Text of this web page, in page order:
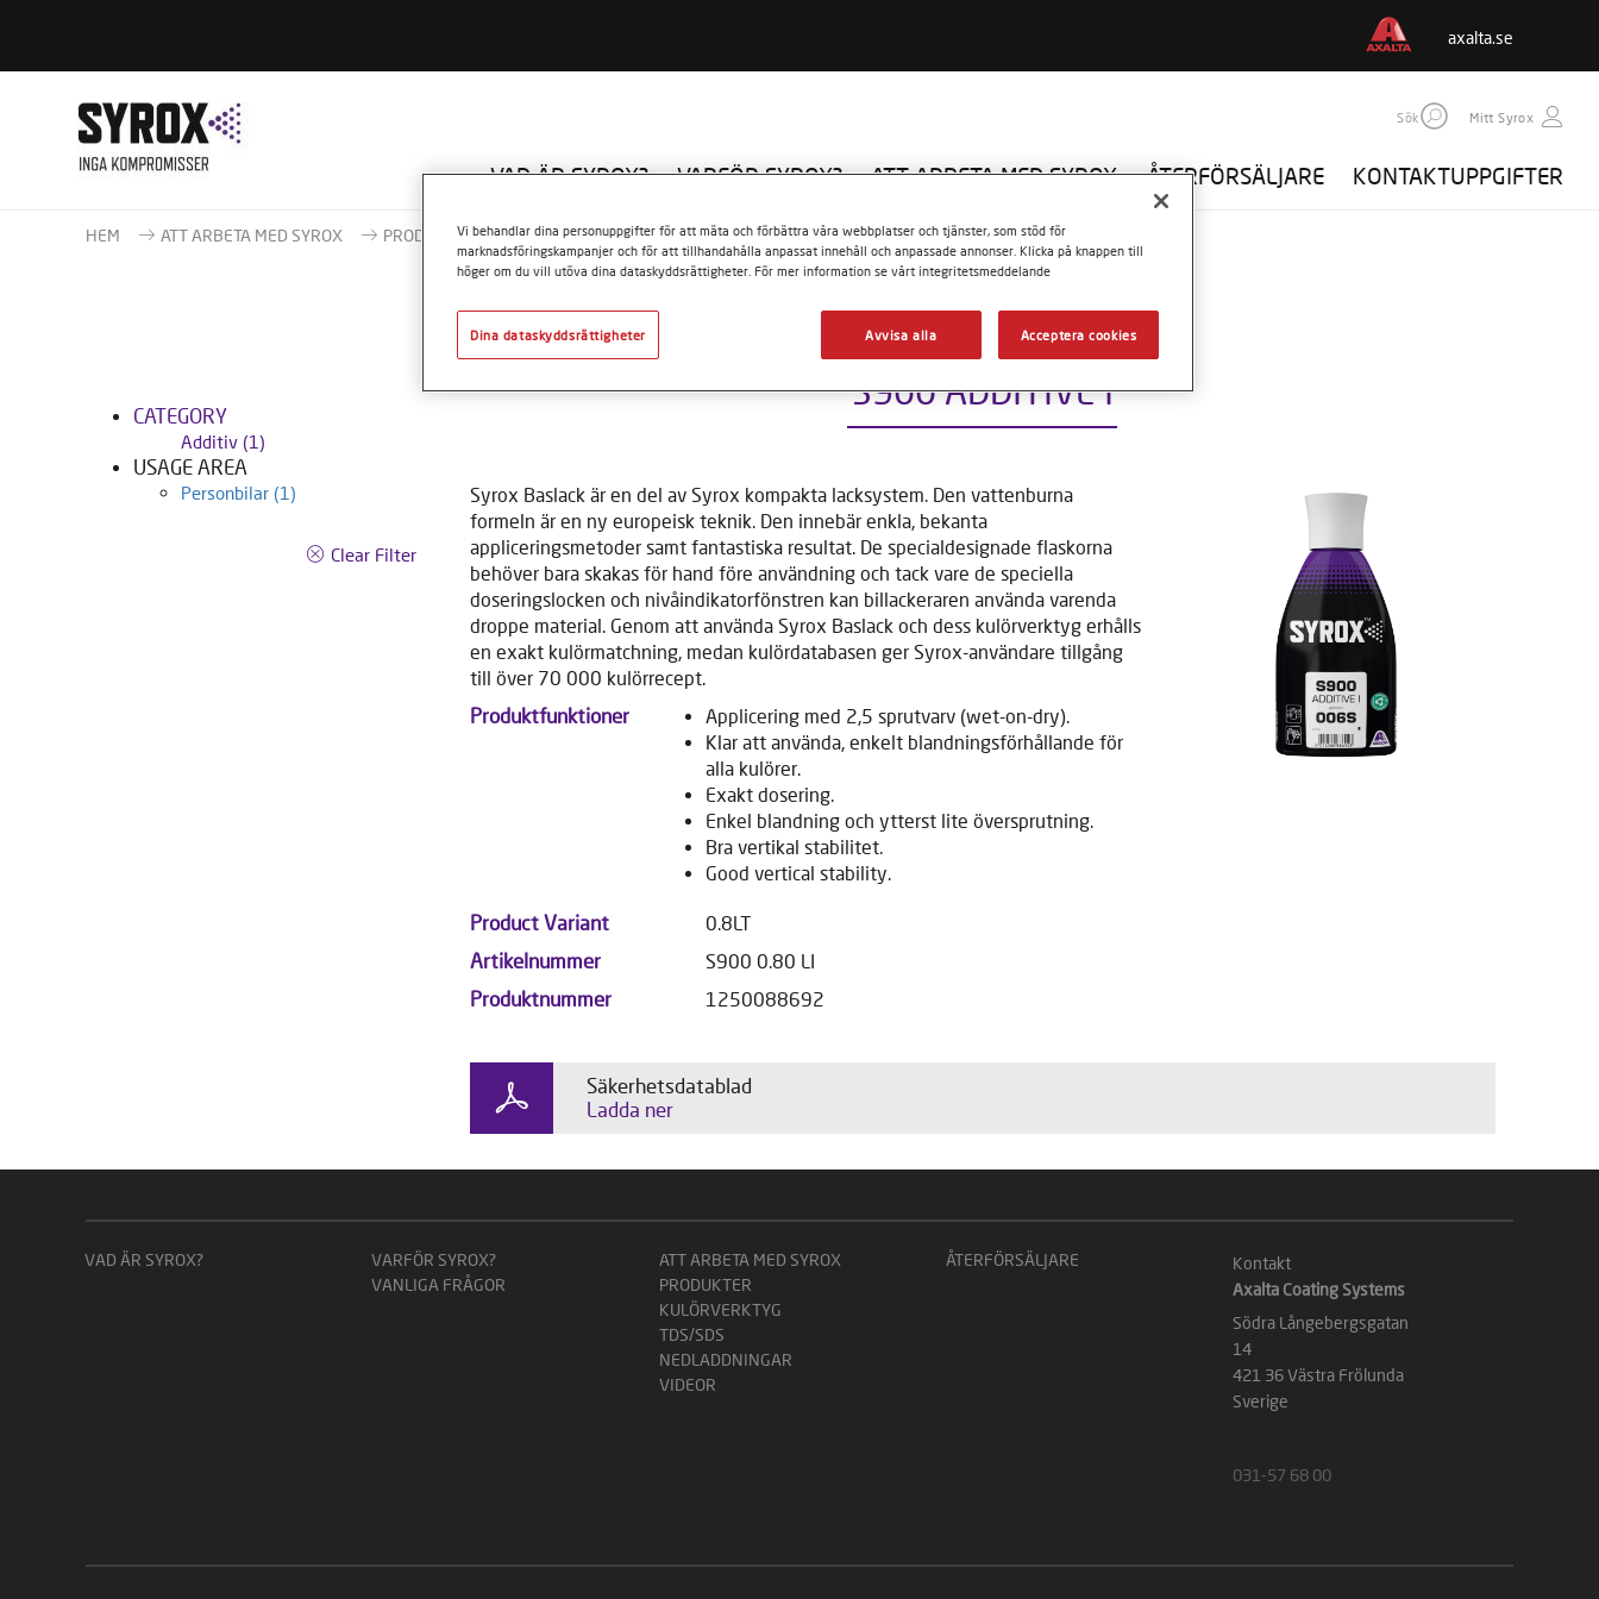
axalta.se
Sök Mitt Syrox
VAD ÄR SYROX? VARFÖR SYROX? ATT ARBETA MED SYROX ÅTERFÖRSÄLJARE KONTAKTUPPGIFTER
HEM ATT ARBETA MED SYROX PRODUKTER Additiv S900 ADDITIVE I
CATEGORY
Additiv (1)
USAGE AREA
Personbilar (1)
Clear Filter
S900 ADDITIVE I
Syrox Baslack är en del av Syrox kompakta lacksystem. Den vattenburna
formeln är en ny europeisk teknik. Den innebär enkla, bekanta
appliceringsmetoder samt fantastiska resultat. De specialdesignade flaskorna
behöver bara skakas för hand före användning och tack vare de speciella
doseringslocken och nivåindikatorfönstren kan billackeraren använda varenda
droppe material. Genom att använda Syrox Baslack och dess kulörverktyg erhålls
en exakt kulörmatchning, medan kulördatabasen ger Syrox-användare tillgång
till över 70 000 kulörrecept.
Produktfunktioner
Applicering med 2,5 sprutvarv (wet-on-dry).
Klar att använda, enkelt blandningsförhållande för
alla kulörer.
Exakt dosering.
Enkel blandning och ytterst lite översprutning.
Bra vertikal stabilitet.
Good vertical stability.
Product Variant 0.8LT
Artikelnummer S900 0.80 LI
Produktnummer 1250088692
Säkerhetsdatablad
Ladda ner
VAD ÄR SYROX?
VARFÖR SYROX?
VANLIGA FRÅGOR
ATT ARBETA MED SYROX
PRODUKTER
KULÖRVERKTYG
TDS/SDS
NEDLADDNINGAR
VIDEOR
ÅTERFÖRSÄLJARE
Kontakt
Axalta Coating Systems
Södra Långebergsgatan
14
421 36 Västra Frölunda
Sverige
031-57 68 00
Vi behandlar dina personuppgifter för att mäta och förbättra våra webbplatser och tjänster, som stöd för
marknadsföringskampanjer och för att tillhandahålla anpassat innehåll och anpassade annonser. Klicka på knappen till
höger om du vill utöva dina dataskyddsrättigheter. För mer information se vårt integritetsmeddelande
Avvisa alla Acceptera cookies
Dina dataskyddsrättigheter